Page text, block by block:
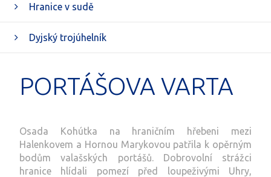
Hranice v sudě
Dyjský trojúhelník
PORTÁŠOVA VARTA
Osada Kohútka na hraničním hřebeni mezi
Halenkovem a Hornou Marykovou patřila k opěrným
bodům valašských portášů. Dobrovolní strážci
hranice hlídali pomezí před loupeživými Uhry,